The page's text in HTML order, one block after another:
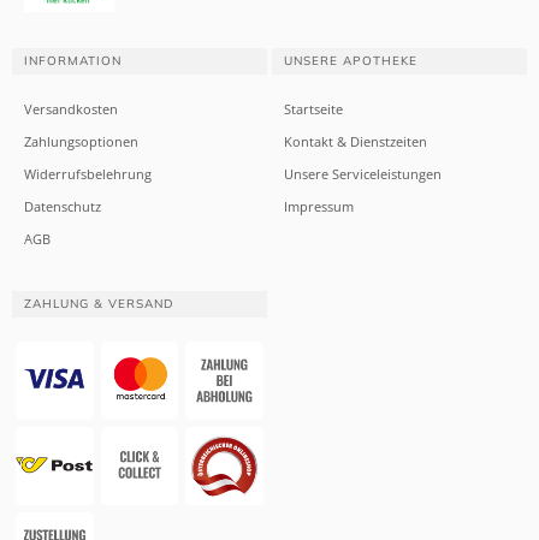
INFORMATION
Versandkosten
Zahlungsoptionen
Widerrufsbelehrung
Datenschutz
AGB
UNSERE APOTHEKE
Startseite
Kontakt & Dienstzeiten
Unsere Serviceleistungen
Impressum
ZAHLUNG & VERSAND